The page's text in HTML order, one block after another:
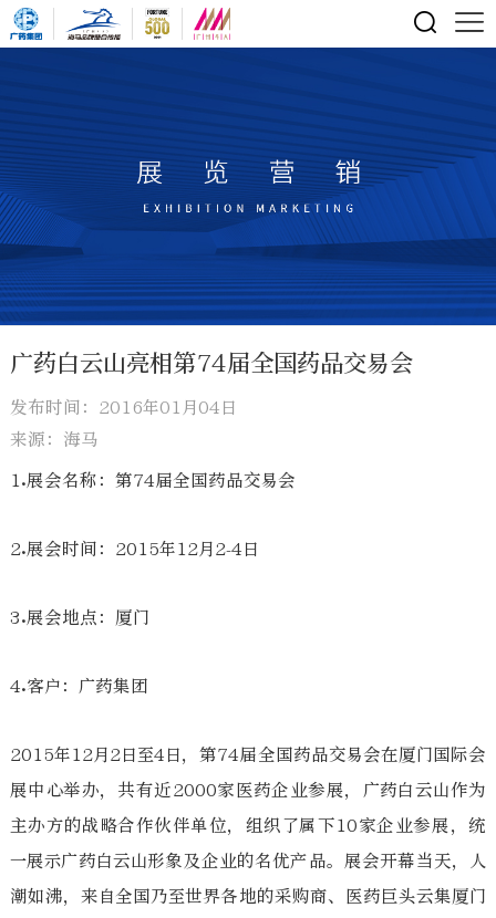
广药白云山亮相第74届全国药品交易会
发布时间：2016年01月04日
来源：海马
1.展会名称：第74届全国药品交易会
2.展会时间：2015年12月2-4日
3.展会地点：厦门
4.客户：广药集团
2015年12月2日至4日，第74届全国药品交易会在厦门国际会
展中心举办，共有近2000家医药企业参展，广药白云山作为
主办方的战略合作伙伴单位，组织了属下10家企业参展，统
一展示广药白云山形象及企业的名优产品。展会开幕当天，人
潮如沸，来自全国乃至世界各地的采购商、医药巨头云集厦门